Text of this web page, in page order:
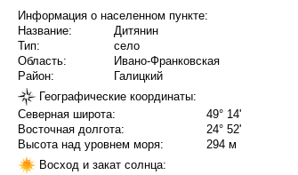
Информация о населенном пункте:
Название:
Дитянин
Тип:
село
Область:
Ивано-Франковская
Район:
Галицкий
Географические координаты:
Северная широта:
49° 14'
Восточная долгота:
24° 52'
Высота над уровнем моря:
294 м
Восход и закат солнца: